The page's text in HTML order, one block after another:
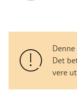
Det
vere